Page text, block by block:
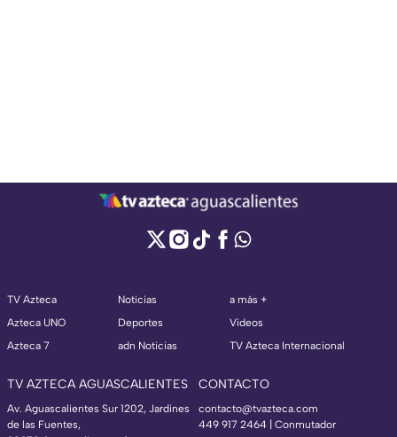
TV Azteca
Azteca UNO
Azteca 7
Noticias
Deportes
adn Noticias
a más +
Videos
TV Azteca Internacional
TV AZTECA AGUASCALIENTES
Av. Aguascalientes Sur 1202, Jardines
de las Fuentes,
CONTACTO
contacto@tvazteca.com
449 917 2464 | Conmutador